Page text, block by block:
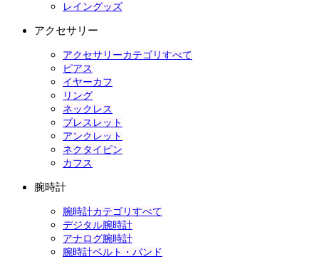
レイングッズ
アクセサリー
アクセサリーカテゴリすべて
ピアス
イヤーカフ
リング
ネックレス
ブレスレット
アンクレット
ネクタイピン
カフス
腕時計
腕時計カテゴリすべて
デジタル腕時計
アナログ腕時計
腕時計ベルト・バンド